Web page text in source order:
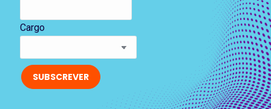
Cargo